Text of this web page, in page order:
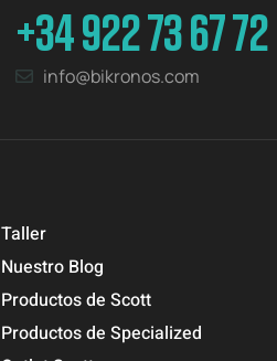
+34 922 73 67 72
info@bikronos.com
Taller
Nuestro Blog
Productos de Scott
Productos de Specialized